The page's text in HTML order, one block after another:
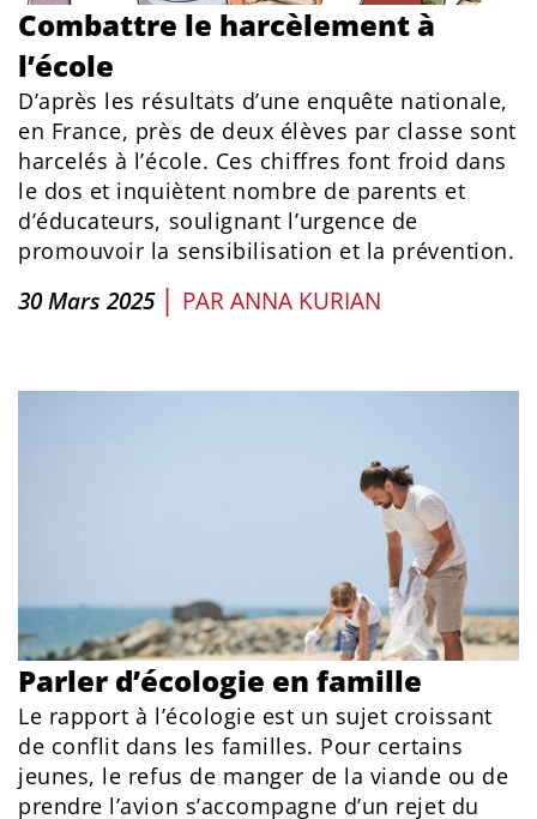
Combattre le harcèlement à
l’école
D’après les résultats d’une enquête nationale,
en France, près de deux élèves par classe sont
harcelés à l’école. Ces chiffres font froid dans
le dos et inquiètent nombre de parents et
d’éducateurs, soulignant l’urgence de
promouvoir la sensibilisation et la prévention.
30 Mars 2025 | PARANNA KURIAN
Parler d’écologie en famille
Le rapport à l’écologie est un sujet croissant
de conflit dans les familles. Pour certains
jeunes, le refus de manger de la viande ou de
prendre l’avion s’accompagne d’un rejet du